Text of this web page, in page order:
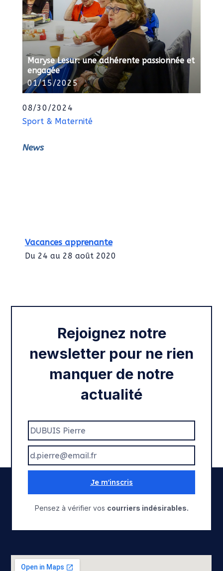
Maryse Lesur: une adhérente passionnée et
engagée
01/15/2025
08/30/2024
Sport & Maternité
News
Vacances apprenante
Du 24 au 28 août 2020
Rejoignez notre
newsletter pour ne rien
manquer de notre
actualité
Je m'inscris
Pensez à vérifier vos courriers indésirables.